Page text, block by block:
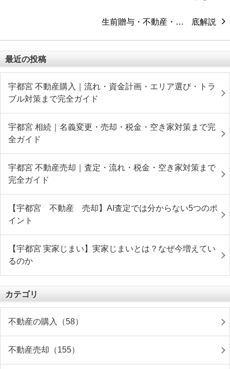
生前贈与・不動産・…
最近の投稿
宇都宮 不動産購入｜流れ・資金計画・エリア選び・トラ
ブル対策まで完全ガイド
宇都宮 相続｜名義変更・売却・税金・空き家対策まで完
全ガイド
宇都宮 不動産売却｜査定・流れ・税金・空き家対策まで
完全ガイド
【宇都宮 不動産 売却】AI査定では分からない5つのポ
イント
【宇都宮 実家じまい】実家じまいとは？なぜ今増えてい
るのか
カテゴリ
不動産の購入（58）
不動産売却（155）